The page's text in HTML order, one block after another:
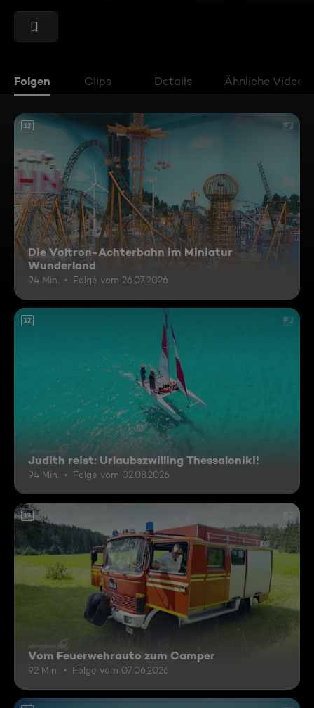
Folgen Clips Details Ähnliche Videos
12
Die Voltron-Achterbahn im Miniatur
Wunderland
94 Min. Folge vom 26.07.2026
12
Judith reist: Urlaubszwilling Thessaloniki!
94 Min. Folge vom 02.08.2026
12
Vom Feuerwehrauto zum Camper
92 Min. Folge vom 07.06.2026